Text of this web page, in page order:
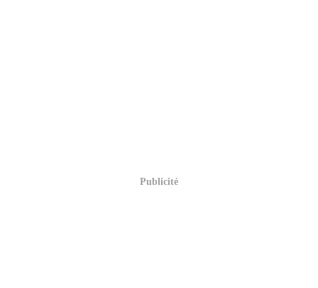
Publicité